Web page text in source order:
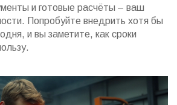
и готовые расчёты – ваш
Попробуйте внедрить хотя бы
и вы заметите, как сроки